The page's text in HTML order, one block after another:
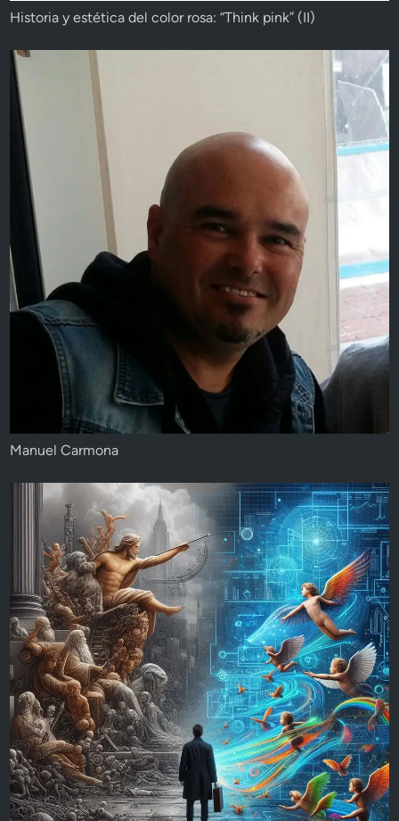
Historia y estética del color rosa: “Think pink” (II)
Manuel Carmona